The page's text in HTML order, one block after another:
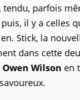
tendu, parfois
il y a celles
Stick, la
dans cette
Owen Wilson en